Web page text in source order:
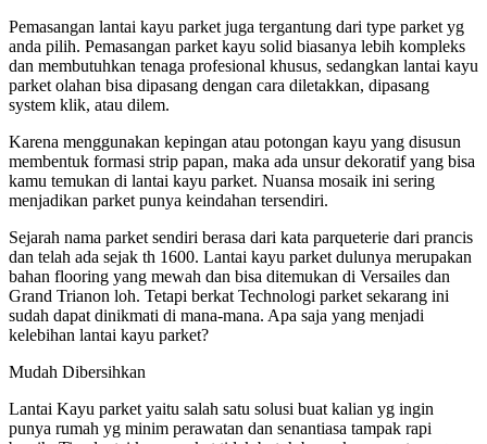
Pemasangan lantai kayu parket juga tergantung dari type parket yg
anda pilih. Pemasangan parket kayu solid biasanya lebih kompleks
dan membutuhkan tenaga profesional khusus, sedangkan lantai kayu
parket olahan bisa dipasang dengan cara diletakkan, dipasang
system klik, atau dilem.
Karena menggunakan kepingan atau potongan kayu yang disusun
membentuk formasi strip papan, maka ada unsur dekoratif yang bisa
kamu temukan di lantai kayu parket. Nuansa mosaik ini sering
menjadikan parket punya keindahan tersendiri.
Sejarah nama parket sendiri berasa dari kata parqueterie dari prancis
dan telah ada sejak th 1600. Lantai kayu parket dulunya merupakan
bahan flooring yang mewah dan bisa ditemukan di Versailes dan
Grand Trianon loh. Tetapi berkat Technologi parket sekarang ini
sudah dapat dinikmati di mana-mana. Apa saja yang menjadi
kelebihan lantai kayu parket?
Mudah Dibersihkan
Lantai Kayu parket yaitu salah satu solusi buat kalian yg ingin
punya rumah yg minim perawatan dan senantiasa tampak rapi